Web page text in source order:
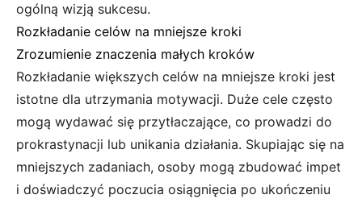
ogólną wizją sukcesu.
Rozkładanie celów na mniejsze kroki
Zrozumienie znaczenia małych kroków
Rozkładanie większych celów na mniejsze kroki jest
istotne dla utrzymania motywacji. Duże cele często
mogą wydawać się przytłaczające, co prowadzi do
prokrastynacji lub unikania działania. Skupiając się na
mniejszych zadaniach, osoby mogą zbudować impet
i doświadczyć poczucia osiągnięcia po ukończeniu